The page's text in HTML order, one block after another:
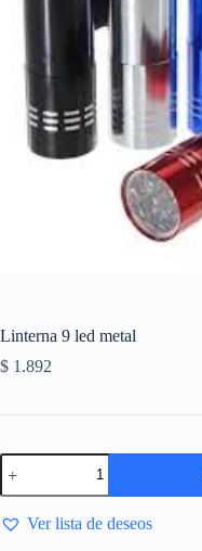
Linterna 9 led metal
$ 1.892
Ver lista de deseos